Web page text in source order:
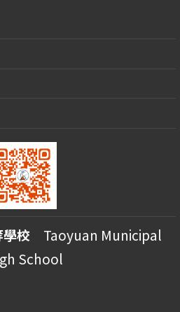
校 Taoyuan Municipal
School